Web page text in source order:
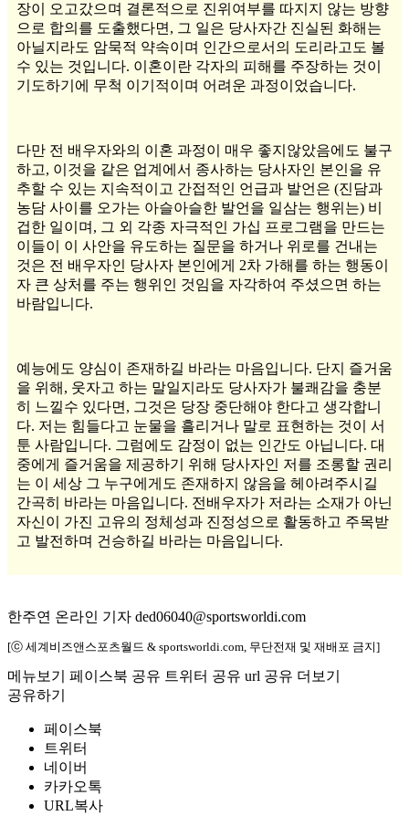
장이 오고갔으며 결론적으로 진위여부를 따지지 않는 방향
으로 합의를 도출했다면, 그 일은 당사자간 진실된 화해는
아닐지라도 암묵적 약속이며 인간으로서의 도리라고도 볼
수 있는 것입니다. 이혼이란 각자의 피해를 주장하는 것이
기도하기에 무척 이기적이며 어려운 과정이었습니다.
다만 전 배우자와의 이혼 과정이 매우 좋지않았음에도 불구
하고, 이것을 같은 업계에서 종사하는 당사자인 본인을 유
추할 수 있는 지속적이고 간접적인 언급과 발언은 (진담과
농담 사이를 오가는 아슬아슬한 발언을 일삼는 행위는) 비
겁한 일이며, 그 외 각종 자극적인 가십 프로그램을 만드는
이들이 이 사안을 유도하는 질문을 하거나 위로를 건내는
것은 전 배우자인 당사자 본인에게 2차 가해를 하는 행동이
자 큰 상처를 주는 행위인 것임을 자각하여 주셨으면 하는
바람입니다.
예능에도 양심이 존재하길 바라는 마음입니다. 단지 즐거움
을 위해, 웃자고 하는 말일지라도 당사자가 불쾌감을 충분
히 느낄수 있다면, 그것은 당장 중단해야 한다고 생각합니
다. 저는 힘들다고 눈물을 흘리거나 말로 표현하는 것이 서
툰 사람입니다. 그럼에도 감정이 없는 인간도 아닙니다. 대
중에게 즐거움을 제공하기 위해 당사자인 저를 조롱할 권리
는 이 세상 그 누구에게도 존재하지 않음을 헤아려주시길
간곡히 바라는 마음입니다. 전배우자가 저라는 소재가 아닌
자신이 가진 고유의 정체성과 진정성으로 활동하고 주목받
고 발전하며 건승하길 바라는 마음입니다.
한주연 온라인 기자 ded06040@sportsworldi.com
[ⓒ 세계비즈앤스포츠월드 & sportsworldi.com, 무단전재 및 재배포 금지]
메뉴보기 페이스북 공유 트위터 공유 url 공유 더보기
공유하기
페이스북
트위터
네이버
카카오톡
URL복사